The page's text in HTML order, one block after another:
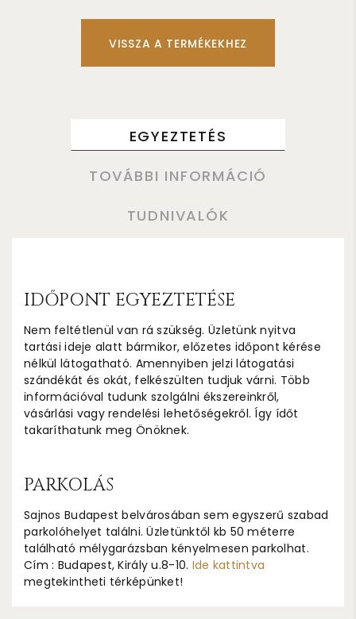
VISSZA A TERMÉKEKHEZ
EGYEZTETÉS
TOVÁBBI INFORMÁCIÓ
TUDNIVALÓK
IDŐPONT EGYEZTETÉSE
Nem feltétlenül van rá szükség. Üzletünk nyitva
tartási ideje alatt bármikor, előzetes időpont kérése
nélkül látogatható. Amennyiben jelzi látogatási
szándékát és okát, felkészülten tudjuk várni. Több
információval tudunk szolgálni ékszereinkről,
vásárlási vagy rendelési lehetőségekről. Így ídőt
takaríthatunk meg Önöknek.
PARKOLÁS
Sajnos Budapest belvárosában sem egyszerű szabad
parkolóhelyet találni. Üzletünktől kb 50 méterre
található mélygarázsban kényelmesen parkolhat.
Cím : Budapest, Király u.8-10. Ide kattintva
megtekintheti térképünket!